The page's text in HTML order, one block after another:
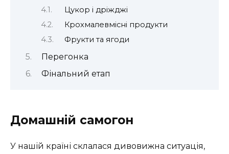
Цукор і дріжджі
Крохмалевмісні продукти
Фрукти та ягоди
Перегонка
Фінальний етап
Домашній самогон
У нашій країні склалася дивовижна ситуація,